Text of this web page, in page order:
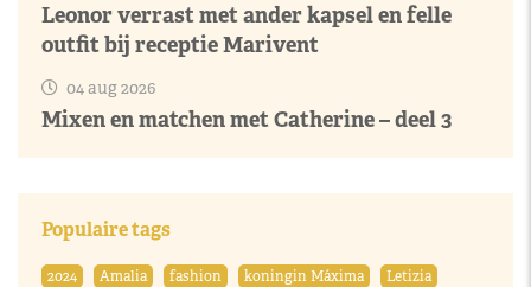
Leonor verrast met ander kapsel en felle
outfit bij receptie Marivent
04 aug 2026
Mixen en matchen met Catherine – deel 3
Populaire tags
2024 Amalia fashion koningin Máxima
Letizia